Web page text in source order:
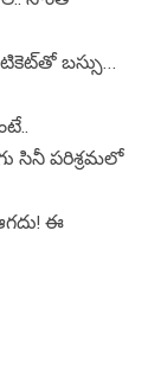
బస్సు…
సినీ పరిశ్రమలో
ఈ